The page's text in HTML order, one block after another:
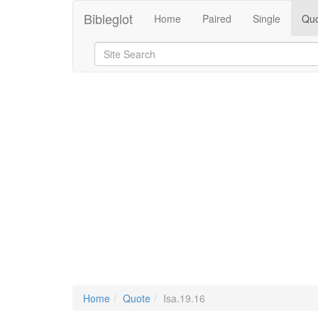
Bibleglot Home Paired Single
Home Quote Isa.19.16